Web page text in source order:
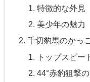
特徴的な外見
美少年の魅力
千切豹馬のかっ
トップスピー
44°赤豹狙撃